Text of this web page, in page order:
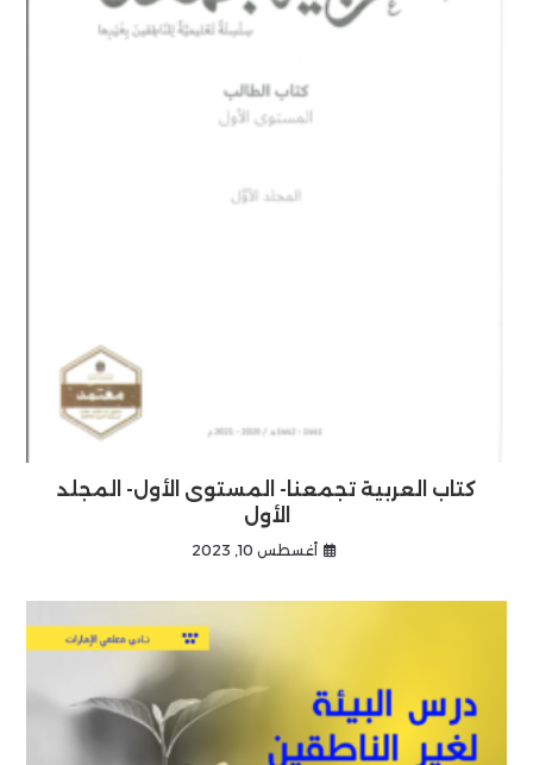
كتاب العربية تجمعنا- المستوى الأول- المجلد
الأول
أغسطس 10, 2023